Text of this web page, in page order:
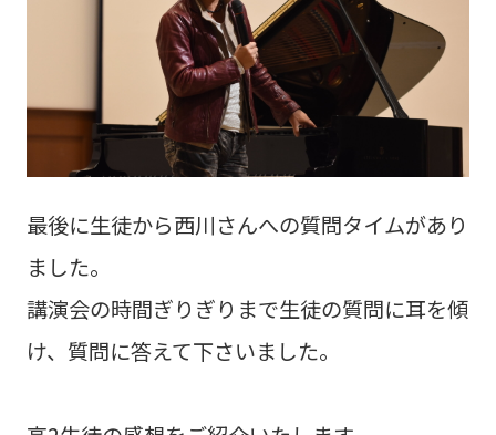
最後に生徒から西川さんへの質問タイムがあり
ました。
講演会の時間ぎりぎりまで生徒の質問に耳を傾
け、質問に答えて下さいました。